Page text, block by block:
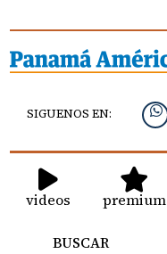
SIGUENOS EN:
videos premium
BUSCAR